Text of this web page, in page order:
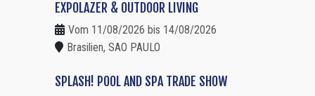
EXPOLAZER & OUTDOOR LIVING
Vom 11/08/2026 bis 14/08/2026
Brasilien, SAO PAULO
SPLASH! POOL AND SPA TRADE SHOW